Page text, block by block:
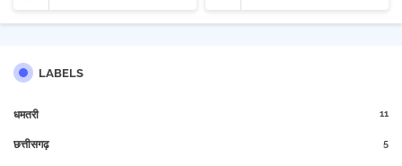
LABELS
धमतरी 11
छत्तीसगढ़ 5